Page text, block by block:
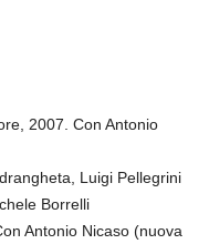
2007. Con Antonio
Luigi Pellegrini
Borrelli
Antonio Nicaso (nuova